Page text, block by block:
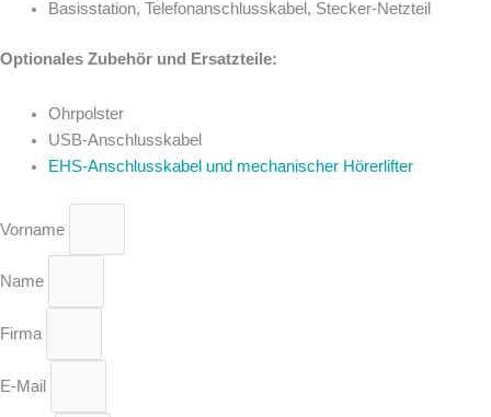
Basisstation, Telefonanschlusskabel, Stecker-Netzteil
Optionales Zubehör und Ersatzteile:
Ohrpolster
USB-Anschlusskabel
EHS-Anschlusskabel und mechanischer Hörerlifter
Vorname
Name
Firma
E-Mail